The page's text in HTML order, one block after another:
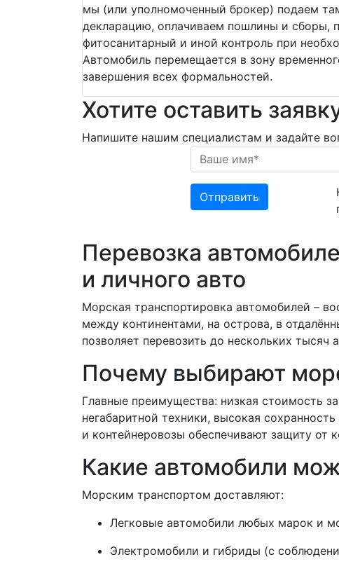
мы (или уполномоченный брокер) подаем
декларацию, оплачиваем пошлины и сборы,
фитосанитарный и иной контроль при
Автомобиль перемещается в зону
завершения всех формальностей.
Хотите оставить
Напишите нашим специалистам и задайте
Отправить
Перевозка
и личного авто
Морская транспортировка автомобилей –
между континентами, на острова, в
позволяет перевозить до нескольких тысяч
Почему выбирают
Главные преимущества: низкая стоимость
негабаритной техники, высокая
и контейнеровозы обеспечивают защиту от
Какие автомобили
Морским транспортом доставляют:
Легковые автомобили любых марок и
Электромобили и гибриды (с